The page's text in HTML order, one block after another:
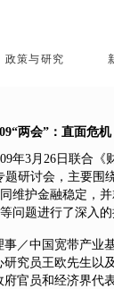
政策与研究
两会”：直面危
年3月26日联合《
题研讨会，主要围
维护金融稳定，
问题进行了深入的
／中国宽带产业
究员王欧先生以
官员和经济界代